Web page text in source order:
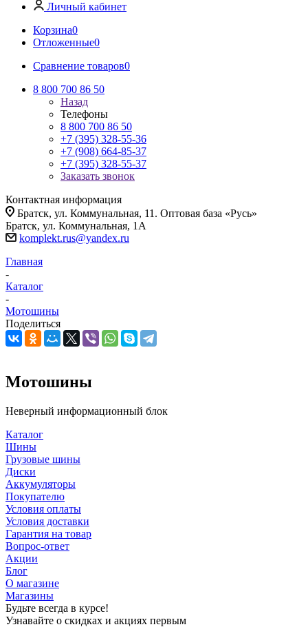
Личный кабинет
Корзина0
Отложенные0
Сравнение товаров0
8 800 700 86 50
Назад
Телефоны
8 800 700 86 50
+7 (395) 328-55-36
+7 (908) 664-85-37
+7 (395) 328-55-37
Заказать звонок
Контактная информация
Братск, ул. Коммунальная, 11. Оптовая база «Русь»
Братск, ул. Коммунальная, 1А
komplekt.rus@yandex.ru
Главная
-
Каталог
-
Мотошины
Поделиться
Мотошины
Неверный информационный блок
Каталог
Шины
Грузовые шины
Диски
Аккумуляторы
Покупателю
Условия оплаты
Условия доставки
Гарантия на товар
Вопрос-ответ
Акции
Блог
О магазине
Магазины
Будьте всегда в курсе!
Узнавайте о скидках и акциях первым